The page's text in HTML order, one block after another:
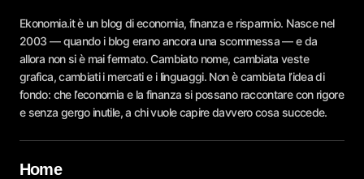
Ekonomia.it è un blog di economia, finanza e risparmio. Nasce nel
2003 — quando i blog erano ancora una scommessa — e da
allora non si è mai fermato. Cambiato nome, cambiata veste
grafica, cambiati i mercati e i linguaggi. Non è cambiata l’idea di
fondo: che l’economia e la finanza si possano raccontare con rigore
e senza gergo inutile, a chi vuole capire davvero cosa succede.
Home